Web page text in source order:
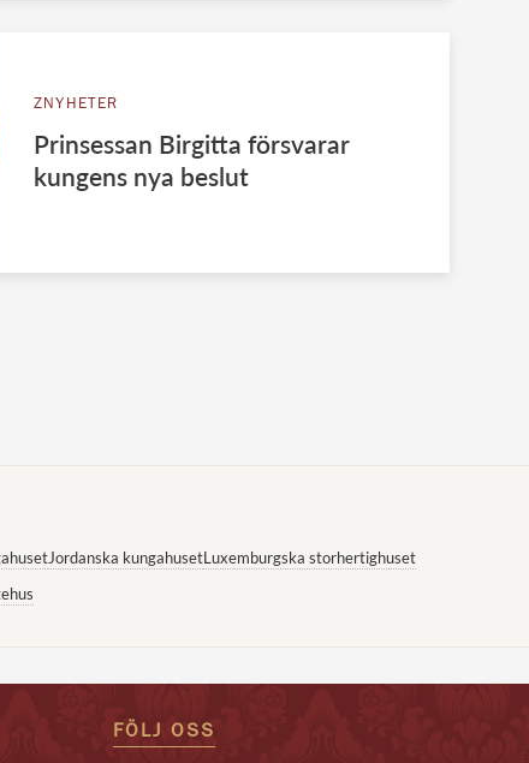
ZNYHETER
Prinsessan Birgitta försvarar
kungens nya beslut
Jordanska kungahusetLuxemburgska storhertighuset
FÖLJ OSS